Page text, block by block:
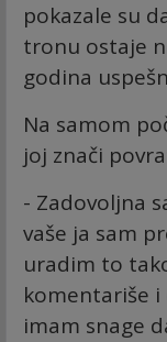
pokazale su
tronu ostaјe
godina
Na samom
joj znači
- Zadovoljna
vaše ja sam
uradim to
komentariše i
imam snage